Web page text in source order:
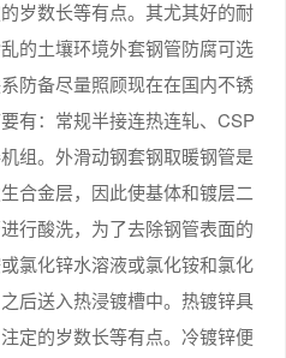
岁数长等有点。其尤其好的耐
的土壤环境外套钢管防腐可选
防备尽量照顾现在在国内不锈
有：常规半接连热连轧、CSP
组。外滑动钢套钢取暖钢管是
合金层，因此使基体和镀层二
行酸洗，为了去除钢管表面的
氯化锌水溶液或氯化铵和氯化
后送入热浸镀槽中。热镀锌具
定的岁数长等有点。冷镀锌便